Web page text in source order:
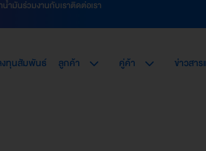
น้ำมันร่วมงานกับเราติดต่อเรา
ทุนสัมพันธ์ ลูกค้า คู่ค้า ข่าวสาร